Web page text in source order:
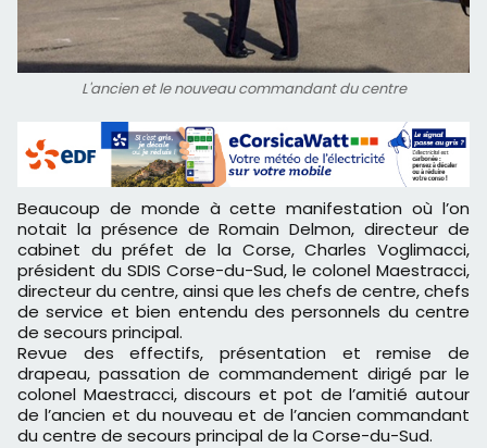
L'ancien et le nouveau commandant du centre
Beaucoup de monde à cette manifestation où l’on
notait la présence de Romain Delmon, directeur de
cabinet du préfet de la Corse, Charles Voglimacci,
président du SDIS Corse-du-Sud, le colonel Maestracci,
directeur du centre, ainsi que les chefs de centre, chefs
de service et bien entendu des personnels du centre
de secours principal.
Revue des effectifs, présentation et remise de
drapeau, passation de commandement dirigé par le
colonel Maestracci, discours et pot de l’amitié autour
de l’ancien et du nouveau et de l’ancien commandant
du centre de secours principal de la Corse-du-Sud.